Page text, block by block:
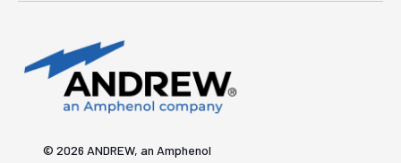
© 2026 ANDREW, an Amphenol